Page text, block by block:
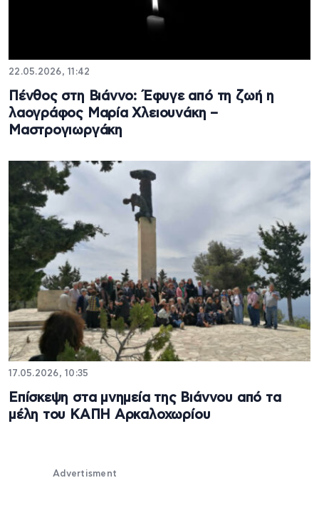
22.05.2026, 11:42
Πένθος στη Βιάννο: Έφυγε από τη ζωή η
λαογράφος Μαρία Χλειουνάκη –
Μαστρογιωργάκη
17.05.2026, 10:35
Επίσκεψη στα μνημεία της Βιάννου από τα
μέλη του ΚΑΠΗ Αρκαλοχωρίου
Advertisment